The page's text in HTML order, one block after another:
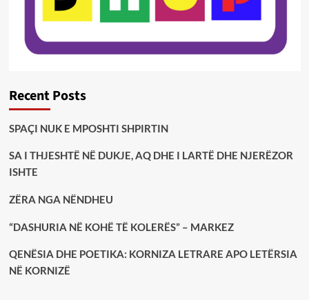
Recent Posts
SPAÇI NUK E MPOSHTI SHPIRTIN
SA I THJESHTË NË DUKJE, AQ DHE I LARTË DHE NJERËZOR
ISHTE
ZËRA NGA NËNDHEU
“DASHURIA NË KOHË TË KOLERËS” – MARKEZ
QENËSIA DHE POETIKA: KORNIZA LETRARE APO LETËRSIA
NË KORNIZË